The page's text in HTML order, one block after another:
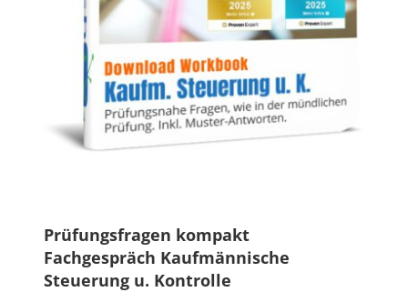
Prüfungsfragen kompakt
Fachgespräch Kaufmännische
Steuerung u. Kontrolle